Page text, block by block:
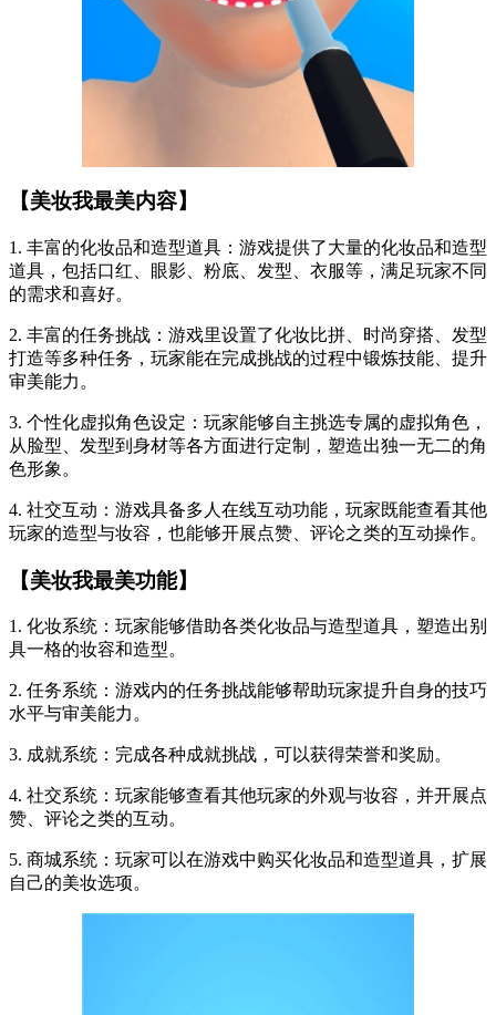
【美妆我最美内容】
1. 丰富的化妆品和造型道具：游戏提供了大量的化妆品和造型
道具，包括口红、眼影、粉底、发型、衣服等，满足玩家不同
的需求和喜好。
2. 丰富的任务挑战：游戏里设置了化妆比拼、时尚穿搭、发型
打造等多种任务，玩家能在完成挑战的过程中锻炼技能、提升
审美能力。
3. 个性化虚拟角色设定：玩家能够自主挑选专属的虚拟角色，
从脸型、发型到身材等各方面进行定制，塑造出独一无二的角
色形象。
4. 社交互动：游戏具备多人在线互动功能，玩家既能查看其他
玩家的造型与妆容，也能够开展点赞、评论之类的互动操作。
【美妆我最美功能】
1. 化妆系统：玩家能够借助各类化妆品与造型道具，塑造出别
具一格的妆容和造型。
2. 任务系统：游戏内的任务挑战能够帮助玩家提升自身的技巧
水平与审美能力。
3. 成就系统：完成各种成就挑战，可以获得荣誉和奖励。
4. 社交系统：玩家能够查看其他玩家的外观与妆容，并开展点
赞、评论之类的互动。
5. 商城系统：玩家可以在游戏中购买化妆品和造型道具，扩展
自己的美妆选项。